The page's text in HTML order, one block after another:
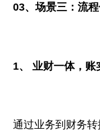
03、场景三：流
1、 业财一体，账
通过业务到财务